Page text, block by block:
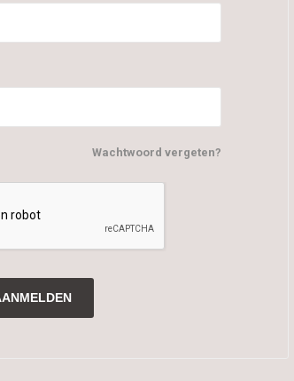
Wachtwoord vergeten?